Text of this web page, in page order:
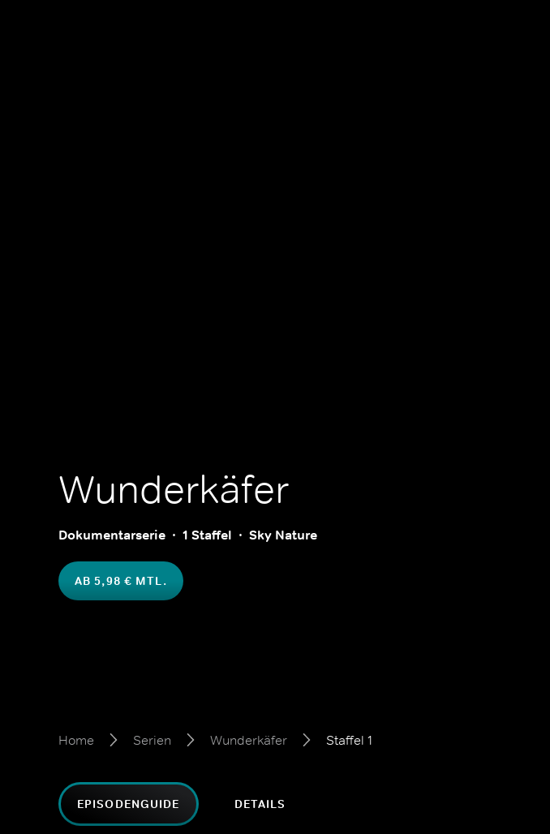
Wunderkäfer
Dokumentarserie 1 Staffel Sky Nature
AB 5,98 € MTL.
Home Serien Wunderkäfer Staffel 1
EPISODENGUIDE DETAILS